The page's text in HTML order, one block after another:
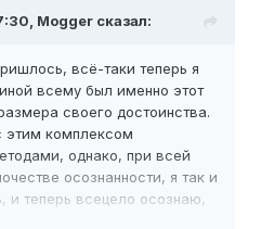
сухой джелк, руки еле-
оттягивают кожу с яиц,
К ОПЫТНЫМ НУПЕРАМ:
или мокрому, вы отдаёте
Mogger сказал:
всё-таки теперь я
всему был именно этот
своего достоинства.
этим комплексом
однако, при всей
осознанности, я так и
и теперь всецело осознаю,